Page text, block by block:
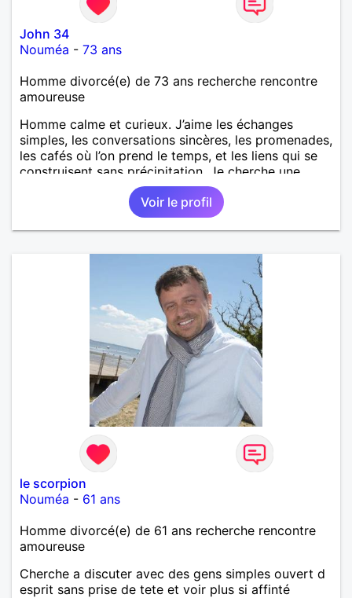
John 34
Nouméa - 73 ans
Homme divorcé(e) de 73 ans recherche rencontre
amoureuse
Homme calme et curieux. J’aime les échanges
simples, les conversations sincères, les promenades,
les cafés où l’on prend le temps, et les liens qui se
construisent sans précipitation. Je cherche une
femme autonome, bienveillante, ayant envie de
partager des moments, d’abord, et voir ensuite où
cela mène. Je privilégie la douceur, l’humour
tranquille et la curiosité pour l’autre.
Voir le profil
le scorpion
Nouméa - 61 ans
Homme divorcé(e) de 61 ans recherche rencontre
amoureuse
Cherche a discuter avec des gens simples ouvert d
esprit sans prise de tete et voir plus si affinté